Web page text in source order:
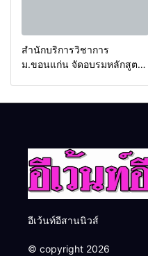
สำนักบริการวิชาการ
ม.ขอนแก่น จัดอบรมหลักสูตร
อีเว้นท์อีสานนิวส์
© copyright 2026